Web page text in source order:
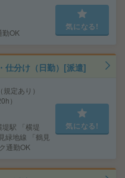
OK
気になる!
仕分け（日勤）[派遣]
定あり）
）
駅 「横堤
緑地線 「鶴見
通勤OK
気になる!